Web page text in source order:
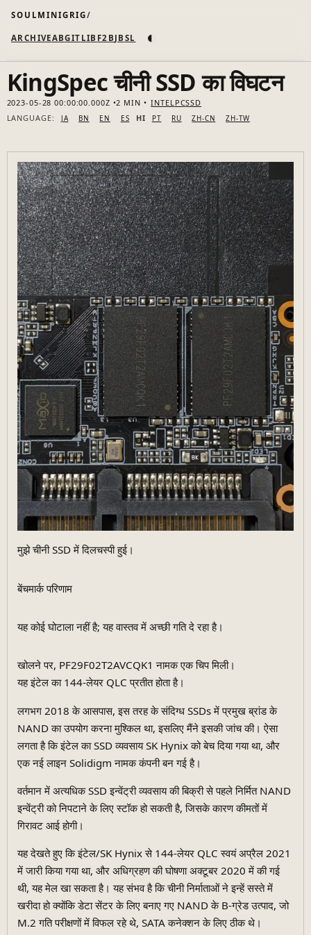
SOULMINIGRIG
ARCHIVEABGIT LIB F2B JB SL ◐
KingSpec चीनी SSD का विघटन
2023-05-28 00:00:00.000Z 2 MIN INTELPCSSD
LANGUAGE:
JA BN EN ES HI PT RU ZH-CN ZH-TW
मुझे चीनी SSD में दिलचस्पी हुई।
बेंचमार्क परिणाम
यह कोई घोटाला नहीं है; यह वास्तव में अच्छी गति दे रहा है।
खोलने पर, PF29F02T2AVCQK1 नामक एक चिप मिली।
यह इंटेल का 144-लेयर QLC प्रतीत होता है।
लगभग 2018 के आसपास, इस तरह के संदिग्ध SSDs में प्रमुख ब्रांड के
NAND का उपयोग करना मुश्किल था, इसलिए मैंने इसकी जांच की। ऐसा
लगता है कि इंटेल का SSD व्यवसाय SK Hynix को बेच दिया गया था, और
एक नई लाइन Solidigm नामक कंपनी बन गई है।
वर्तमान में अत्यधिक SSD इन्वेंट्री व्यवसाय की बिक्री से पहले निर्मित NAND
इन्वेंट्री को निपटाने के लिए स्टॉक हो सकती है, जिसके कारण कीमतों में
गिरावट आई होगी।
यह देखते हुए कि इंटेल/SK Hynix से 144-लेयर QLC स्वयं अप्रैल 2021
में जारी किया गया था, और अधिग्रहण की घोषणा अक्टूबर 2020 में की गई
थी, यह मेल खा सकता है। यह संभव है कि चीनी निर्माताओं ने इन्हें सस्ते में
खरीदा हो क्योंकि डेटा सेंटर के लिए बनाए गए NAND के B-ग्रेड उत्पाद, जो
M.2 गति परीक्षणों में विफल रहे थे, SATA कनेक्शन के लिए ठीक थे।